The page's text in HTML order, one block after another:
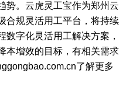
势。云虎灵工宝作为郑州云
合规灵活用工平台，将持续
数字化灵活用工解决方案，
本增效的目标，有相关需求
了解更多